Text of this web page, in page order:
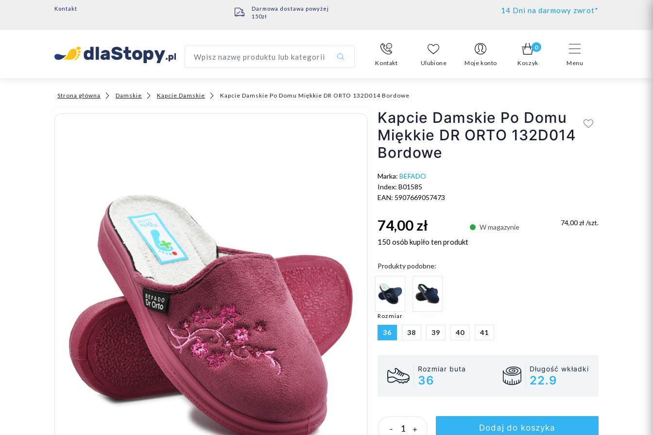
Kontakt
Darmowa dostawa powyżej
150zł
14 Dni na darmowy zwrot*
Menu
Wpisz nazwę produktu lub kategorii
Kontakt Ulubione Moje konto
0
Koszyk
Strona główna Damskie Kapcie Damskie Kapcie Damskie Po Domu Miękkie DR ORTO 132D014 Bordowe
Kapcie Damskie Po Domu
Miękkie DR ORTO 132D014
Bordowe
Marka: BEFADO
Index: B01585
EAN: 5907669057473
74,00 zł W magazynie
74,00 zł /szt.
150 osób kupiło ten produkt
Produkty podobne:
Rozmiar
36 38 39 40 41
Rozmiar buta
36
Długość wkładki
22.9
- + Dodaj do koszyka